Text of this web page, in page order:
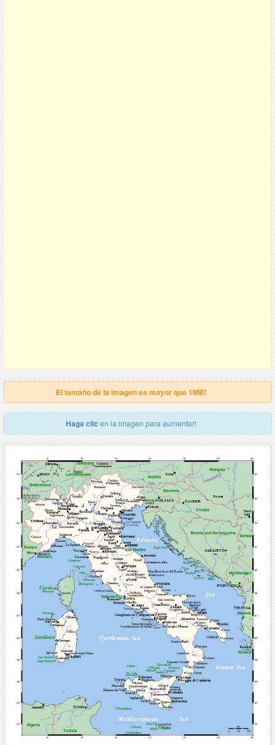
El tamaño de la imagen es mayor que 1MB!
Haga clic en la imagen para aumentar!